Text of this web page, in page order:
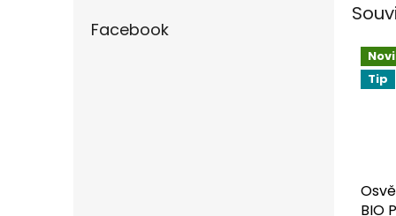
Facebook
Tip
BIO